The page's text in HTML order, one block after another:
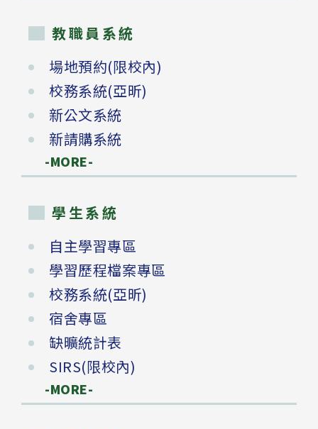
教職員系統
場地預約(限校內)
校務系統(亞昕)
新公文系統
新請購系統
-MORE-
學生系統
自主學習專區
學習歷程檔案專區
校務系統(亞昕)
宿舍專區
缺曠統計表
SIRS(限校內)
-MORE-